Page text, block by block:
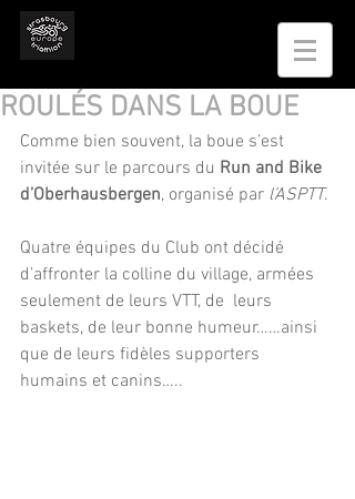
ROULÉS DANS LA BOUE
Comme bien souvent, la boue s’est
invitée sur le parcours du Run and Bike
d’Oberhausbergen, organisé par l’ASPTT.
Quatre équipes du Club ont décidé
d’affronter la colline du village, armées
seulement de leurs VTT, de  leurs
baskets, de leur bonne humeur……ainsi
que de leurs fidèles supporters
humains et canins…..